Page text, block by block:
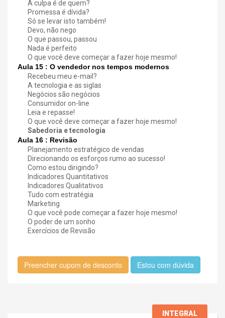
A culpa é de quem?
Promessa é dívida?
Só se levar isto também!
Devo, não nego
O que passou, passou
Nada é perfeito
O que você deve começar a fazer hoje mesmo!
Aula 15 : O vendedor nos tempos modernos
Recebeu meu e-mail?
A tecnologia e as siglas
Negócios são negócios
Consumidor on-line
Leia e repasse!
O que você deve começar a fazer hoje mesmo!
Sabedoria e tecnologia
Aula 16 : Revisão
Planejamento estratégico de vendas
Direcionando os esforços rumo ao sucesso!
Como estou dirigindo?
Indicadores Quantitativos
Indicadores Qualitativos
Tudo com estratégia
Marketing
O que você pode começar a fazer hoje mesmo!
O poder de um sonho
Exercícios de Revisão
Preencher cupom de desconto Estou com dúvida
INTEGRAL